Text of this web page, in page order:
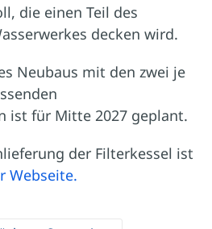
die einen Teil des
decken wird.
Neubaus mit den zwei je
ist für Mitte 2027 geplant.
der Filterkessel ist
Webseite.